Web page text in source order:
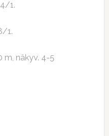
1.
1.
m, näkyv. 4-5